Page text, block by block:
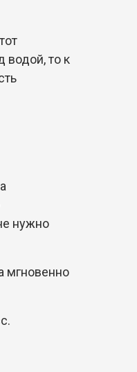
водой, то к
нужно
мгновенно